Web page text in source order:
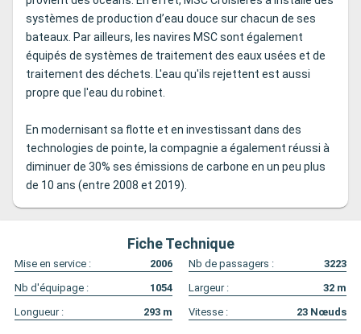
systèmes de production d’eau douce sur chacun de ses
bateaux. Par ailleurs, les navires MSC sont également
équipés de systèmes de traitement des eaux usées et de
traitement des déchets. L'eau qu'ils rejettent est aussi
propre que l'eau du robinet.
En modernisant sa flotte et en investissant dans des
technologies de pointe, la compagnie a également réussi à
diminuer de 30% ses émissions de carbone en un peu plus
de 10 ans (entre 2008 et 2019).
Fiche Technique
Mise en service : 2006 Nb de passagers :
3223
Nb d'équipage :
1054 Largeur : 32 m
Longueur :
293 m Vitesse : 23 Nœuds